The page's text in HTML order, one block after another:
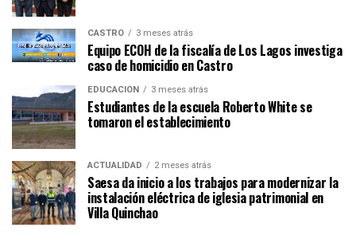
CASTRO 3 meses atrás
Equipo ECOH de la fiscalía de Los Lagos investiga
caso de homicidio en Castro
EDUCACIÓN 3 meses atrás
Estudiantes de la escuela Roberto White se
tomaron el establecimiento
ACTUALIDAD 2 meses atrás
Saesa da inicio a los trabajos para modernizar la
instalación eléctrica de iglesia patrimonial en
Villa Quinchao